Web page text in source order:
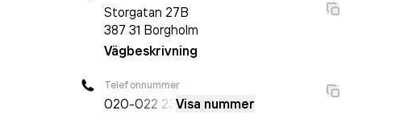
Storgatan 27B
387 31 Borgholm
Vägbeskrivning
Telefonnummer
020-022 23 Visa nummer